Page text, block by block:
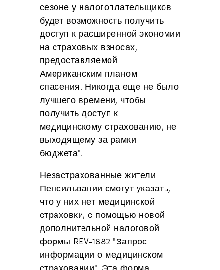
сезоне у налогоплательщиков
будет возможность получить
доступ к расширенной экономии
на страховых взносах,
предоставляемой
Американским планом
спасения. Никогда еще не было
лучшего времени, чтобы
получить доступ к
медицинскому страхованию, не
выходящему за рамки
бюджета".
Незастрахованные жители
Пенсильвании смогут указать,
что у них нет медицинской
страховки, с помощью новой
дополнительной налоговой
формы REV-1882 "Запрос
информации о медицинском
страховании". Эта форма